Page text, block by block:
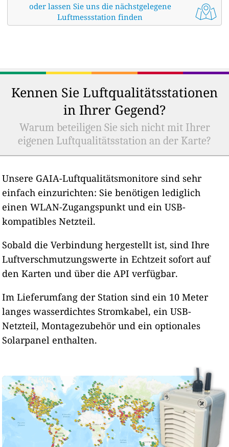
oder lassen Sie uns die nächstgelegene
Luftmessstation finden
Kennen Sie Luftqualitätsstationen
in Ihrer Gegend?
Warum beteiligen Sie sich nicht mit Ihrer
eigenen Luftqualitätsstation an der Karte?
Unsere GAIA-Luftqualitätsmonitore sind sehr
einfach einzurichten: Sie benötigen lediglich
einen WLAN-Zugangspunkt und ein USB-
kompatibles Netzteil.
Sobald die Verbindung hergestellt ist, sind Ihre
Luftverschmutzungswerte in Echtzeit sofort auf
den Karten und über die API verfügbar.
Im Lieferumfang der Station sind ein 10 Meter
langes wasserdichtes Stromkabel, ein USB-
Netzteil, Montagezubehör und ein optionales
Solarpanel enthalten.